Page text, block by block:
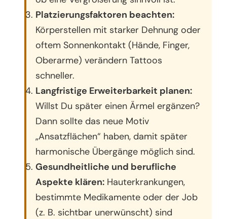
Platzierungsfaktoren beachten:
Körperstellen mit starker Dehnung oder
oftem Sonnenkontakt (Hände, Finger,
Oberarme) verändern Tattoos
schneller.
Langfristige Erweiterbarkeit planen:
Willst Du später einen Ärmel ergänzen?
Dann sollte das neue Motiv
„Ansatzflächen“ haben, damit später
harmonische Übergänge möglich sind.
Gesundheitliche und berufliche
Aspekte klären: Hauterkrankungen,
bestimmte Medikamente oder der Job
(z. B. sichtbar unerwünscht) sind